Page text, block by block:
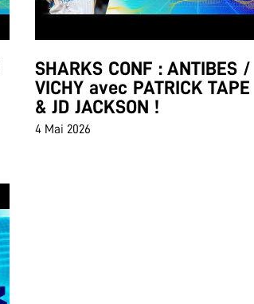
SHARKS CONF : ANTIBES /
VICHY avec PATRICK TAPE
& JD JACKSON !
4 Mai 2026